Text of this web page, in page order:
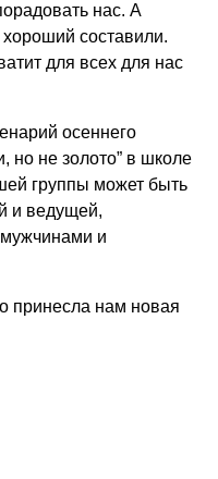
нас. А
составили.
для всех для нас
осеннего
но не золото” в школе
группы может быть
и ведущей,
и
принесла нам новая